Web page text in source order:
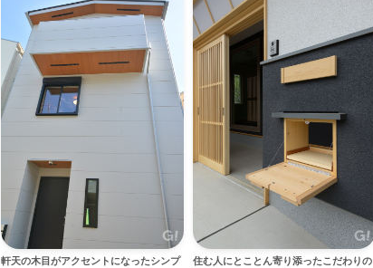
軒天の木目がアクセントになったシンプ
住む人にとことん寄り添ったこだわりの